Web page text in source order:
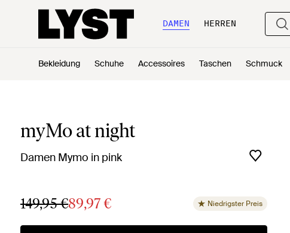
DAMEN HERREN
Bekleidung Schuhe Accessoires Taschen Schmuck
myMo at night
Damen Mymo in pink
149,95 €89,97 € Niedrigster Preis